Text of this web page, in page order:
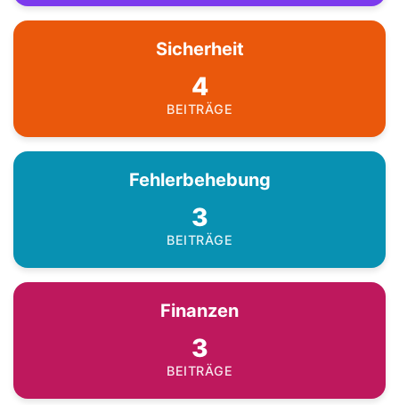
Sicherheit
4
BEITRÄGE
Fehlerbehebung
3
BEITRÄGE
Finanzen
3
BEITRÄGE